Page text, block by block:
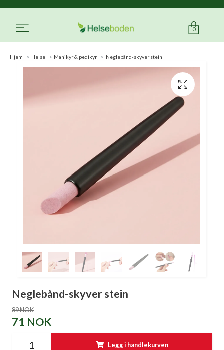
0
Hjem Helse Manikyr & pedikyr Neglebånd-skyver stein
Neglebånd-skyver stein
89 NOK
71 NOK
Legg i handlekurven